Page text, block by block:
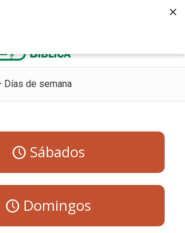
Días de semana
Sábados
Domingos